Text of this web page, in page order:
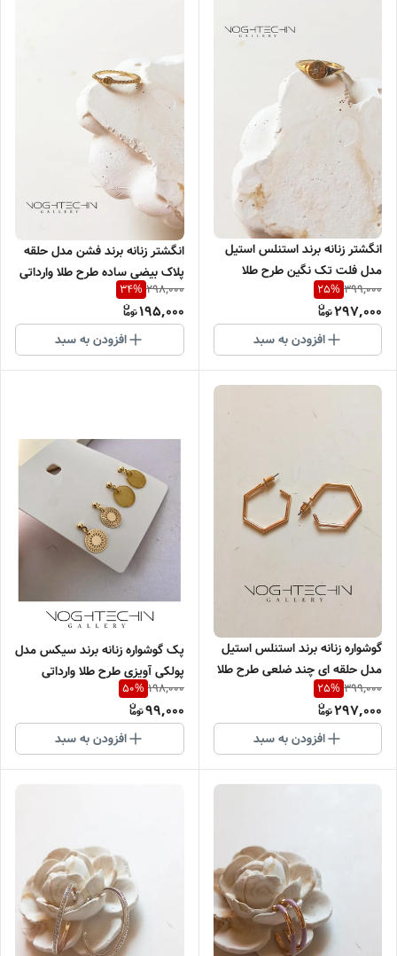
انگشتر زنانه برند استنلس استیل
مدل فلت تک نگین طرح طلا
وارداتی
399,000
25%
297,000
افزودن به سبد
انگشتر زنانه برند فشن مدل حلقه
پلاک بیضی ساده طرح طلا وارداتی
298,000
34%
195,000
افزودن به سبد
گوشواره زنانه برند استنلس استیل
مدل حلقه ای چند ضلعی طرح طلا
وارداتی
399,000
25%
297,000
افزودن به سبد
پک گوشواره زنانه برند سیکس مدل
پولکی آویزی طرح طلا وارداتی
198,000
50%
99,000
افزودن به سبد